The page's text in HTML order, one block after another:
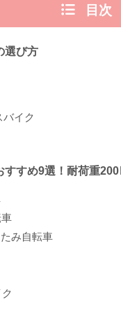
目次
選び方
バイク
すめ9選！耐荷重
み自転車